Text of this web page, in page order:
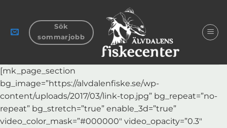
content
Sök
sommarjobb
[mk_page_section
bg_image=”https://alvdalenfiske.se/wp-
content/uploads/2017/03/link-top.jpg” bg_repeat=”no-
repeat” bg_stretch=”true” enable_3d=”true”
video_color_mask=”#000000″ video_opacity=”0.3″